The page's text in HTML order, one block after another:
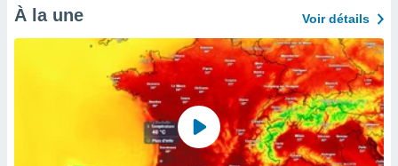
À la une Voir détails